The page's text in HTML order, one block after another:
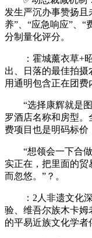
发生严沉办事赞扬且
养”、“应急响应”、“
分制量化评分。
：霍城薰衣草+昭
出、日落的最佳拍
用通明包含正在团费
“选择康辉就是图
罗酒店名称和房型
费项目也是明码标价
“想领会一下合做
实正在，把里面的
而忽悠。”？。
：2人非遗文化深
验、维吾尔族木卡姆
的平易近族文化学者